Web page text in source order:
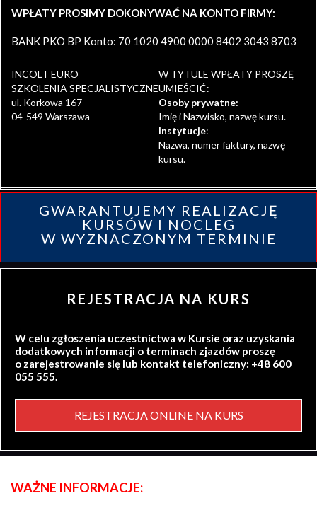
WPŁATY PROSIMY DOKONYWAĆ NA KONTO FIRMY:
BANK PKO BP Konto: 70 1020 4900 0000 8402 3043 8703
INCOLT EURO
SZKOLENIA SPECJALISTYCZNE
ul. Korkowa 167
04-549 Warszawa
W TYTULE WPŁATY PROSZĘ
UMIEŚCIĆ:
Osoby prywatne:
Imię i Nazwisko, nazwę kursu.
Instytucje:
Nazwa, numer faktury, nazwę
kursu.
GWARANTUJEMY REALIZACJĘ
KURSÓW I NOCLEG
W WYZNACZONYM TERMINIE
REJESTRACJA NA KURS
W celu zgłoszenia uczestnictwa w Kursie oraz uzyskania
dodatkowych informacji o terminach zjazdów proszę
o zarejestrowanie się lub kontakt telefoniczny: +48 600
055 555.
REJESTRACJA ONLINE NA KURS
WAŻNE INFORMACJE: